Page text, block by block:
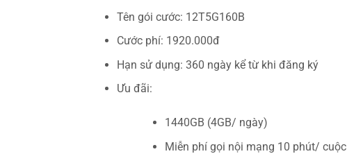
Tên gói cước: 12T5G160B
Cước phí: 1920.000đ
Hạn sử dụng: 360 ngày kể từ khi đăng ký
Ưu đãi:
1440GB (4GB/ ngày)
Miễn phí gọi nội mạng 10 phút/ cuộc